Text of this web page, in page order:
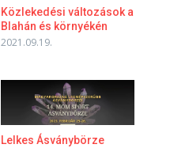
Közlekedési változások a
Blahán és környékén
2021.09.19.
Lelkes Ásványbörze